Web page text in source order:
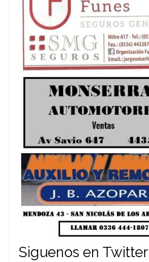
Siguenos en Twitter